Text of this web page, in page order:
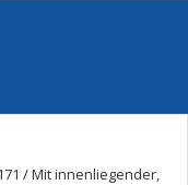
/ Mit innenliegender,